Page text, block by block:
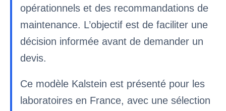
opérationnels et des recommandations de
maintenance. L’objectif est de faciliter une
décision informée avant de demander un
devis.
Ce modèle Kalstein est présenté pour les
laboratoires en France, avec une sélection